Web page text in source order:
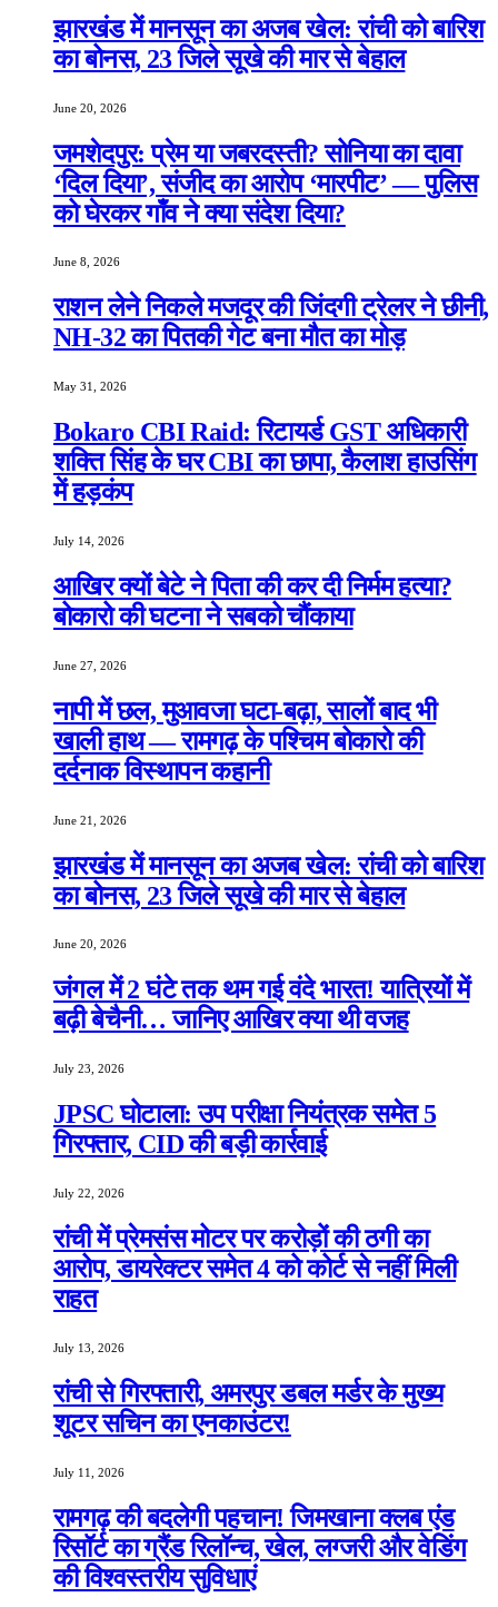
झारखंड में मानसून का अजब खेल: रांची को बारिश
का बोनस, 23 जिले सूखे की मार से बेहाल
June 20, 2026
जमशेदपुर: प्रेम या जबरदस्ती? सोनिया का दावा
‘दिल दिया’, संजीद का आरोप ‘मारपीट’ — पुलिस
को घेरकर गाँव ने क्या संदेश दिया?
June 8, 2026
राशन लेने निकले मजदूर की जिंदगी ट्रेलर ने छीनी,
NH-32 का पितकी गेट बना मौत का मोड़
May 31, 2026
Bokaro CBI Raid: रिटायर्ड GST अधिकारी
शक्ति सिंह के घर CBI का छापा, कैलाश हाउसिंग
में हड़कंप
July 14, 2026
आखिर क्यों बेटे ने पिता की कर दी निर्मम हत्या?
बोकारो की घटना ने सबको चौंकाया
June 27, 2026
नापी में छल, मुआवजा घटा-बढ़ा, सालों बाद भी
खाली हाथ — रामगढ़ के पश्चिम बोकारो की
दर्दनाक विस्थापन कहानी
June 21, 2026
झारखंड में मानसून का अजब खेल: रांची को बारिश
का बोनस, 23 जिले सूखे की मार से बेहाल
June 20, 2026
जंगल में 2 घंटे तक थम गई वंदे भारत! यात्रियों में
बढ़ी बेचैनी… जानिए आखिर क्या थी वजह
July 23, 2026
JPSC घोटाला: उप परीक्षा नियंत्रक समेत 5
गिरफ्तार, CID की बड़ी कार्रवाई
July 22, 2026
रांची में प्रेमसंस मोटर पर करोड़ों की ठगी का
आरोप, डायरेक्टर समेत 4 को कोर्ट से नहीं मिली
राहत
July 13, 2026
रांची से गिरफ्तारी, अमरपुर डबल मर्डर के मुख्य
शूटर सचिन का एनकाउंटर!
July 11, 2026
रामगढ़ की बदलेगी पहचान! जिमखाना क्लब एंड
रिसॉर्ट का ग्रैंड रिलॉन्च, खेल, लग्जरी और वेडिंग
की विश्वस्तरीय सुविधाएं